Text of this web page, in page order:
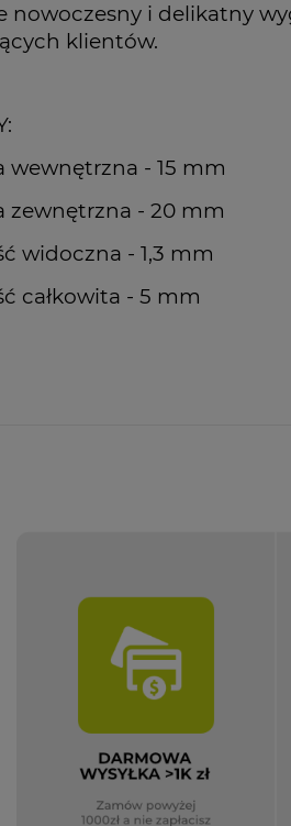
nowoczesny i delikatny
klientów.
wewnętrzna - 15 mm
zewnętrzna - 20 mm
widoczna - 1,3 mm
całkowita - 5 mm